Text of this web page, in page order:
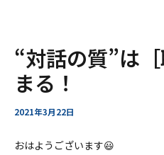
“対話の質”は
まる！
2021年3月22日
おはようございます😃
navigation
ー
イ
ブ